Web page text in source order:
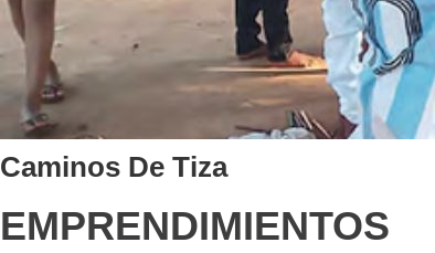
Caminos De Tiza
EMPRENDIMIENTOS